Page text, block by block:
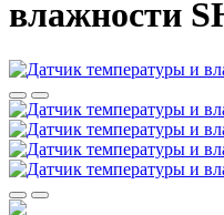
влажности